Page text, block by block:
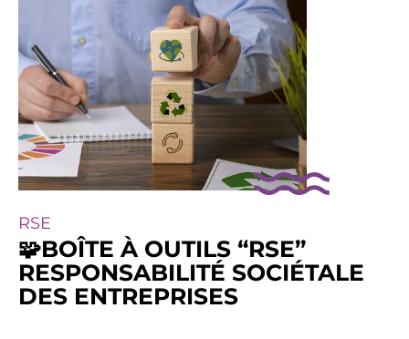
RSE
🧩BOÎTE À OUTILS “RSE”
RESPONSABILITÉ SOCIÉTALE
DES ENTREPRISES